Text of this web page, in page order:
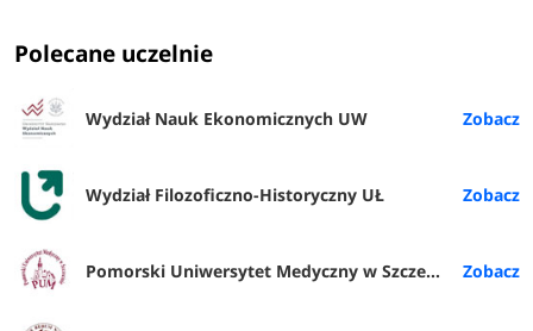
Polecane uczelnie
Wydział Nauk Ekonomicznych UW
Wydział Filozoficzno-Historyczny UŁ
Pomorski Uniwersytet Medyczny w Szczecinie